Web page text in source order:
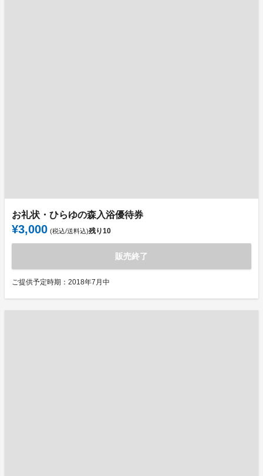
お礼状・ひらゆの森入浴優待券
¥3,000 (税込/送料込)残り10
販売終了
ご提供予定時期：2018年7月中